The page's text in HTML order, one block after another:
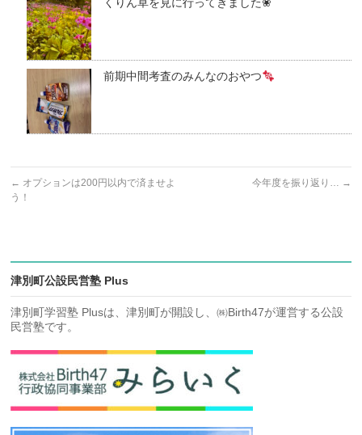
くりん草を見に行ってきました❀
前期中間考査のみんなのおやつ
← オプションは200円以内で済ませよ
う！
今年度を振り返り… →
津別町公設民営塾 Plus
津別町学習塾 Plusは、津別町が開設し、㈱Birth47が運営する公設
民営塾です。